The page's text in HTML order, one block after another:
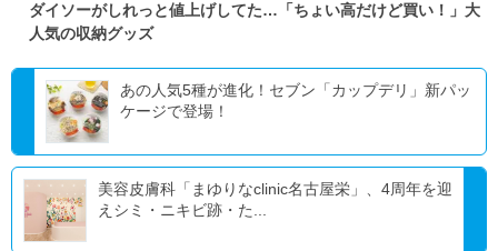
ダイソーがしれっと値上げしてた…「ちょい高だけど買い！」大
人気の収納グッズ
あの人気5種が進化！セブン「カップデリ」新パッ
ケージで登場！
美容皮膚科「まゆりなclinic名古屋栄」、4周年を迎
えシミ・ニキビ跡・た...